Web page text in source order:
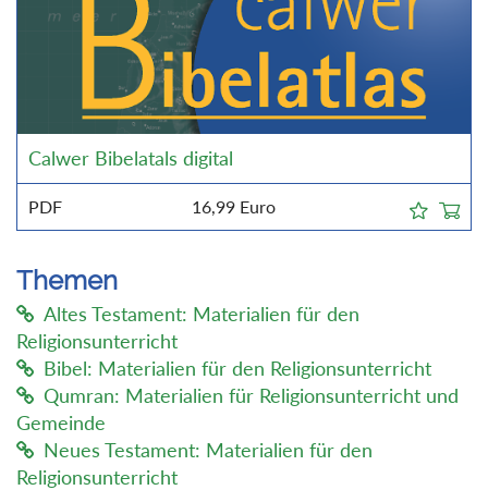
Calwer Bibelatals digital
PDF 16,99 Euro
Themen
Altes Testament: Materialien für den
Religionsunterricht
Bibel: Materialien für den Religionsunterricht
Qumran: Materialien für Religionsunterricht und
Gemeinde
Neues Testament: Materialien für den
Religionsunterricht